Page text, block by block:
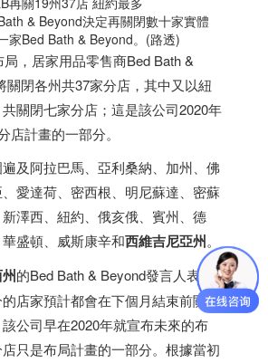
& Beyond決定再關閉數十家實體
家Bed Bath & Beyond。(路透)
，居家用品零售商Bed Bath &
關閉各州共37家分店，其中又以紐
關閉七家分店；這是該公司2020年
店計畫的一部分。
及阿拉巴馬、亞利桑納、加州、佛
愛達荷、密西根、明尼蘇達、密蘇
澤西、紐約、俄亥俄、賓州、德
盛頓、威斯康辛和西維吉尼亞州。
的Bed Bath & Beyond發言人表
店家預計都會在下個月結束前關
公司早在2020年就宣布未來的布
只是布局計畫的一部分。根據當初